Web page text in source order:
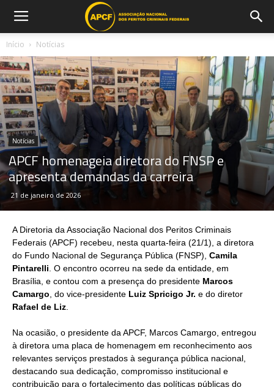
Início Notícias
Notícias
APCF homenageia diretora do FNSP e
apresenta demandas da carreira
21 de janeiro de 2026
A Diretoria da Associação Nacional dos Peritos Criminais
Federais (APCF) recebeu, nesta quarta-feira (21/1), a diretora
do Fundo Nacional de Segurança Pública (FNSP), Camila
Pintarelli. O encontro ocorreu na sede da entidade, em
Brasília, e contou com a presença do presidente Marcos
Camargo, do vice-presidente Luiz Spricigo Jr. e do diretor
Rafael de Liz.
Na ocasião, o presidente da APCF, Marcos Camargo, entregou
à diretora uma placa de homenagem em reconhecimento aos
relevantes serviços prestados à segurança pública nacional,
destacando sua dedicação, compromisso institucional e
contribuição para o fortalecimento das políticas públicas do